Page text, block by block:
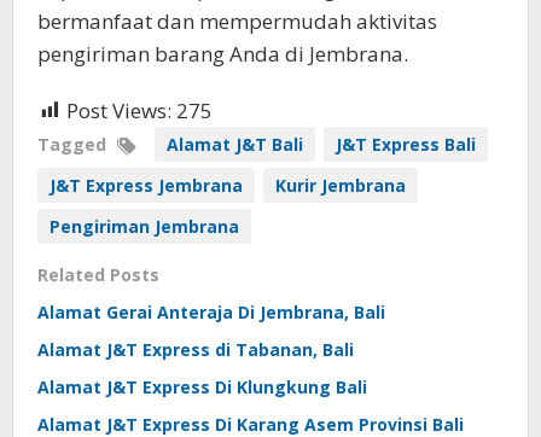
bermanfaat dan mempermudah aktivitas
pengiriman barang Anda di Jembrana.
Post Views: 275
Tagged Alamat J&T Bali
J&T Express Bali
J&T Express Jembrana
Kurir Jembrana
Pengiriman Jembrana
Related Posts
Alamat Gerai Anteraja Di Jembrana, Bali
Alamat J&T Express di Tabanan, Bali
Alamat J&T Express Di Klungkung Bali
Alamat J&T Express Di Karang Asem Provinsi Bali